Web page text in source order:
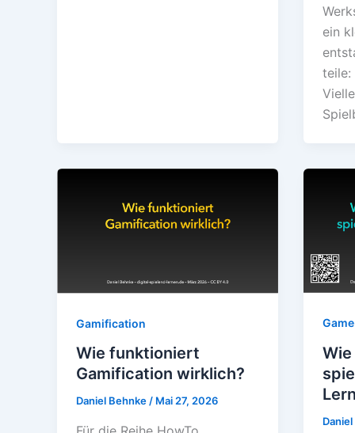
ein
teile:
Gamification
Wie funktioniert
Gamification wirklich?
Daniel Behnke/ Mai 27, 2026